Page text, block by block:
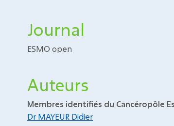
Journal
ESMO open
Auteurs
Membres identifiés du Cancéropôle
Dr MAYEUR Didier